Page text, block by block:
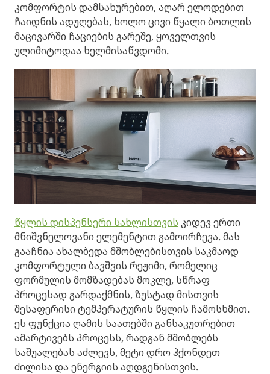
კომფორტის დამსახურებით, აღარ ელოდებით
ჩაიდნის ადუღებას, ხოლო ცივი წყალი ბოთლის
მაცივარში ჩაციების გარეშე, ყოველთვის
ულიმიტოდაა ხელმისაწვდომი.
წყლის დისპენსერი სახლისთვის კიდევ ერთი
მნიშვნელოვანი ელემენტით გამოირჩევა. მას
გააჩნია ახალბედა მშობლებისთვის საკმაოდ
კომფორტული ბავშვის რეჟიმი, რომელიც
ფორმულის მომზადებას მოკლე, სწრაფ
პროცესად გარდაქმნის, ზუსტად მისთვის
შესაფერისი ტემპერატურის წყლის ჩამოსხმით.
ეს ფუნქცია ღამის საათებში განსაკუთრებით
ამარტივებს პროცესს, რადგან მშობლებს
საშუალებას აძლევს, მეტი დრო ჰქონდეთ
ძილისა და ენერგიის აღდგენისთვის.